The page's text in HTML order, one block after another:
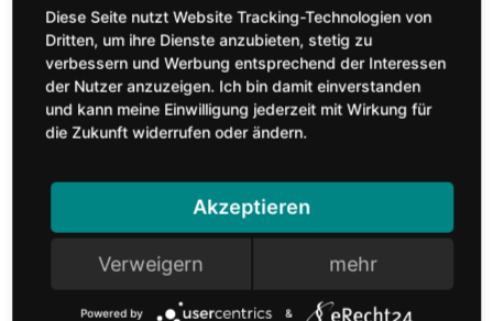
und Denis Lajoie präsentieren ihre mit Blick auf Circular
Economy interessante Software (Foto: DCC)
herunterladen
Diese Seite nutzt Website Tracking-Technologien von
Dritten, um ihre Dienste anzubieten, stetig zu
verbessern und Werbung entsprechend der Interessen
der Nutzer anzuzeigen. Ich bin damit einverstanden
und kann meine Einwilligung jederzeit mit Wirkung für
die Zukunft widerrufen oder ändern.
Akzeptieren
Verweigern mehr
Powered by &